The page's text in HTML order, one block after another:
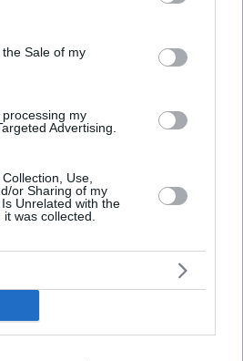
Google and its third-party tags to
purposes in below Google
Sale of my
my
Advertising.
Use,
or Sharing of my
Unrelated with the
was collected.
στο Google News
τις ειδήσεις
από την Ελλάδα
που συμβαίνουν, στο